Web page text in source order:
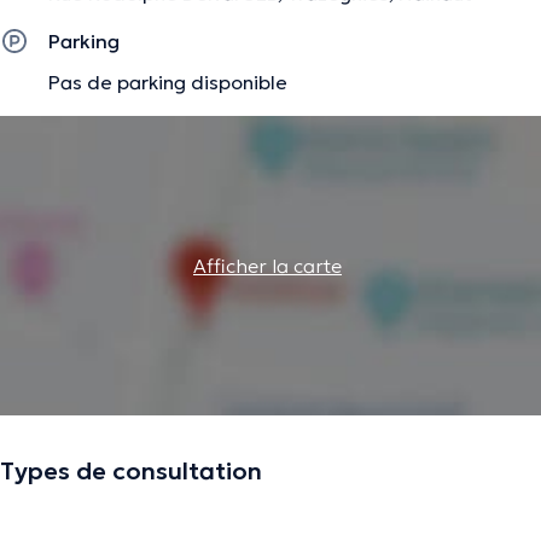
informations vérifiées.
Parking
Pas de parking disponible
Afficher la carte
Types de consultation